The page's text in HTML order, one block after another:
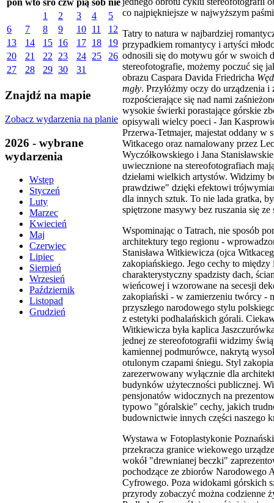
pon wto śro czw pią sob nie
1
2 3 4
5
6
7 8 9 10 11
12
13
14 15 16 17 18
19
20
21 22 23 24 25
26
27
28 29 30 31
Znajdź na mapie
Zobacz wydarzenia na planie
2026 - wybrane
wydarzenia
Wstęp
Styczeń
Luty
Marzec
Kwiecień
Maj
Czerwiec
Lipiec
Sierpień
Wrzesień
Październik
Listopad
Grudzień
co najpiękniejsze w najwyższym
Tatry to natura w najbardziej
przypadkiem romantycy i artyści
odnosili się do motywu gór w swoich
stereofotografie, możemy poczuć się
obrazu Caspara Davida Friedricha
mgły. Przyłóżmy oczy do urządzenia i
rozpościerające się nad nami
wysokie świerki porastające górskie
opisywali wielcy poeci - Jan
Przerwa-Tetmajer, majestat oddany w
Witkacego oraz namalowany przez
Wyczółkowskiego i Jana
uwiecznione na stereofotografiach
dziełami wielkich artystów. Widzimy
prawdziwe" dzięki efektowi
dla innych sztuk. To nie lada gratka,
spiętrzone masywy bez ruszania się
Wspominając o Tatrach, nie sposób
architektury tego regionu -
Stanisława Witkiewicza (ojca
zakopiańskiego. Jego cechy to
charakterystyczny spadzisty dach,
wieńcowej i wzorowane na secesji
zakopiański - w zamierzeniu twórcy -
przyszłego narodowego stylu
z estetyki podhalańskich górali.
Witkiewicza była kaplica
jednej ze stereofotografii widzimy
kamiennej podmurówce, nakrytą
otulonym czapami śniegu. Styl
zarezerwowany wyłącznie dla
budynków użyteczności publicznej.
pensjonatów widocznych na
typowo "góralskie" cechy, jakich
budownictwie innych części naszego
Wystawa w Fotoplastykonie
przekracza granice wiekowego
wokół "drewnianej beczki"
pochodzące ze zbiorów Narodowego
Cyfrowego. Poza widokami górskich
przyrody zobaczyć można codzienne